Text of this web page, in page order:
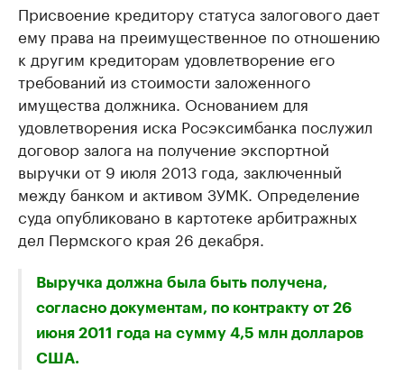
Присвоение кредитору статуса залогового дает
ему права на преимущественное по отношению
к другим кредиторам удовлетворение его
требований из стоимости заложенного
имущества должника. Основанием для
удовлетворения иска Росэксимбанка послужил
договор залога на получение экспортной
выручки от 9 июля 2013 года, заключенный
между банком и активом ЗУМК. Определение
суда опубликовано в картотеке арбитражных
дел Пермского края 26 декабря.
Выручка должна была быть получена,
согласно документам, по контракту от 26
июня 2011 года на сумму 4,5 млн долларов
США.